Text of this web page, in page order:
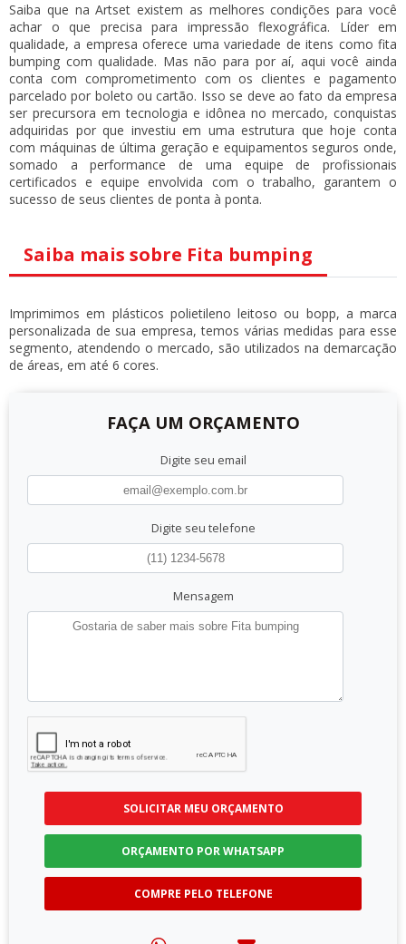
Saiba que na Artset existem as melhores condições para você
achar o que precisa para impressão flexográfica. Líder em
qualidade, a empresa oferece uma variedade de itens como fita
bumping com qualidade. Mas não para por aí, aqui você ainda
conta com comprometimento com os clientes e pagamento
parcelado por boleto ou cartão. Isso se deve ao fato da empresa
ser precursora em tecnologia e idônea no mercado, conquistas
adquiridas por que investiu em uma estrutura que hoje conta
com máquinas de última geração e equipamentos seguros onde,
somado a performance de uma equipe de profissionais
certificados e equipe envolvida com o trabalho, garantem o
sucesso de seus clientes de ponta à ponta.
Saiba mais sobre Fita bumping
Imprimimos em plásticos polietileno leitoso ou bopp, a marca
personalizada de sua empresa, temos várias medidas para esse
segmento, atendendo o mercado, são utilizados na demarcação
de áreas, em até 6 cores.
FAÇA UM ORÇAMENTO
Digite seu email
Digite seu telefone
Mensagem
SOLICITAR MEU ORÇAMENTO
ORÇAMENTO POR WHATSAPP
COMPRE PELO TELEFONE